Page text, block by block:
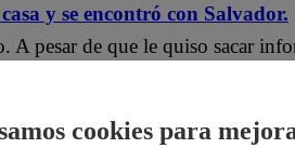
y se encontró con Salvador.
A pesar de que le quiso sacar
que por favor lo ayude con
a mí”, expresó el jovencito.
cookies para